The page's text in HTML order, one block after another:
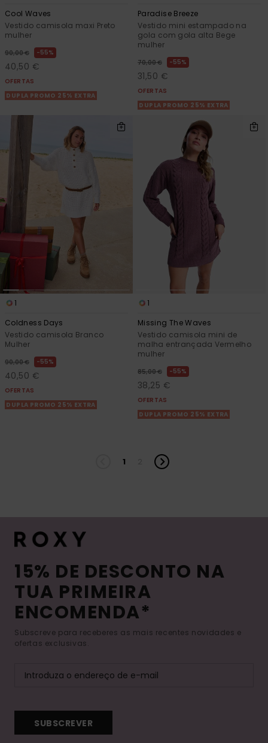
Cool Waves
Vestido camisola maxi Preto
mulher
90,00 € 55%
40,50 €
OFERTAS
DUPLA PROMO 25% EXTRA
Paradise Breeze
Vestido mini estampado na
gola com gola alta Bege
mulher
70,00 € 55%
31,50 €
OFERTAS
DUPLA PROMO 25% EXTRA
1
Coldness Days
Vestido camisola Branco
Mulher
90,00 € 55%
40,50 €
OFERTAS
DUPLA PROMO 25% EXTRA
1
Missing The Waves
Vestido camisola mini de
malha entrançada Vermelho
mulher
85,00 € 55%
38,25 €
OFERTAS
DUPLA PROMO 25% EXTRA
1
15% DE DESCONTO NA
TUA PRIMEIRA
ENCOMENDA*
Subscreve para receberes as mais recentes novidades e
ofertas exclusivas.
SUBSCREVER